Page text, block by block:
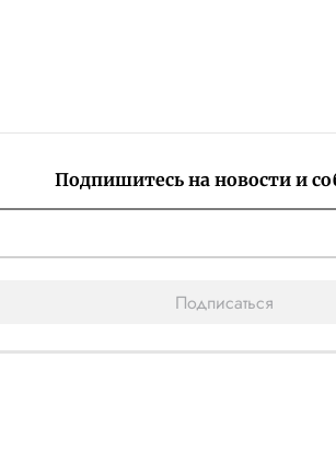
Подпишитесь на новости и
Подписаться